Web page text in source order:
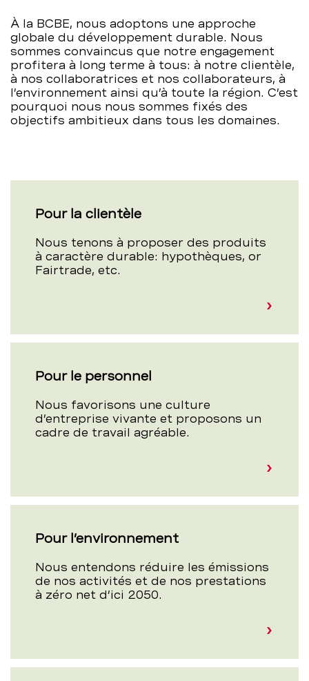
À la BCBE, nous adoptons une approche
globale du développement durable. Nous
sommes convaincus que notre engagement
profitera à long terme à tous: à notre clientèle,
à nos collaboratrices et nos collaborateurs, à
l’environnement ainsi qu’à toute la région. C’est
pourquoi nous nous sommes fixés des
objectifs ambitieux dans tous les domaines.
Pour la clientèle
Nous tenons à proposer des produits
à caractère durable: hypothèques, or
Fairtrade, etc.
Pour le personnel
Nous favorisons une culture
d’entreprise vivante et proposons un
cadre de travail agréable.
Pour l’environnement
Nous entendons réduire les émissions
de nos activités et de nos prestations
à zéro net d’ici 2050.